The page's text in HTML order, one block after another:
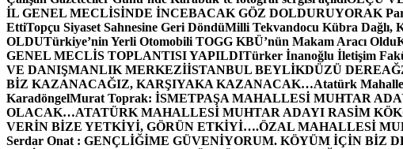
İL GENEL MECLİSİNDE İNCEBACAK GÖZ DOLDURUYORAK
EttiTopçu Siyaset Sahnesine Geri DöndüMilli Tekvandocu Kübra Dağlı,
OLDUTürkiye’nin Yerli Otomobili TOGG KBÜ’nün Makam Aracı Oldu
GENEL MECLİS TOPLANTISI YAPILDITürker İnanoğlu İletişim
VE DANIŞMANLIK MERKEZİİSTANBUL BEYLİKDÜZÜ
BİZ KAZANACAĞIZ, KARŞIYAKA KAZANACAK…Atatürk
KaradöngelMurat Toprak: İSMETPAŞA MAHALLESİ MUHTAR
OLACAK…ATATÜRK MAHALLESİ MUHTAR ADAYI RASİM
VERİN BİZE YETKİYİ, GÖRÜN ETKİYİ….ÖZAL MAHALLESİ
Serdar Onat : GENÇLİĞİME GÜVENİYORUM. KÖYÜM İÇİN BİZ